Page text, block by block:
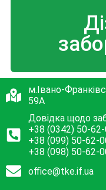
м.Івано-
59А
Довідка щодо
+38 (0342) 50-
+38 (099) 50-62-
+38 (098) 50-62-
office@tke.if.ua